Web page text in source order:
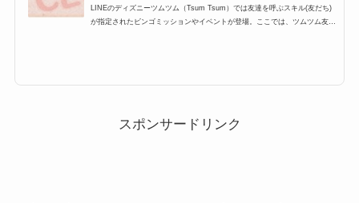
LINEのディズニーツムツム（Tsum Tsum）では友達を呼ぶスキル(友だち)
が指定されたビンゴミッションやイベントが登場。ここでは、ツムツム友達
スポンサードリンク